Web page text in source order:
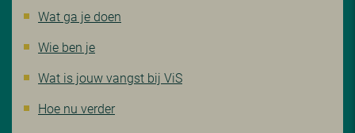
Wat ga je doen
Wie ben je
Wat is jouw vangst bij ViS
Hoe nu verder